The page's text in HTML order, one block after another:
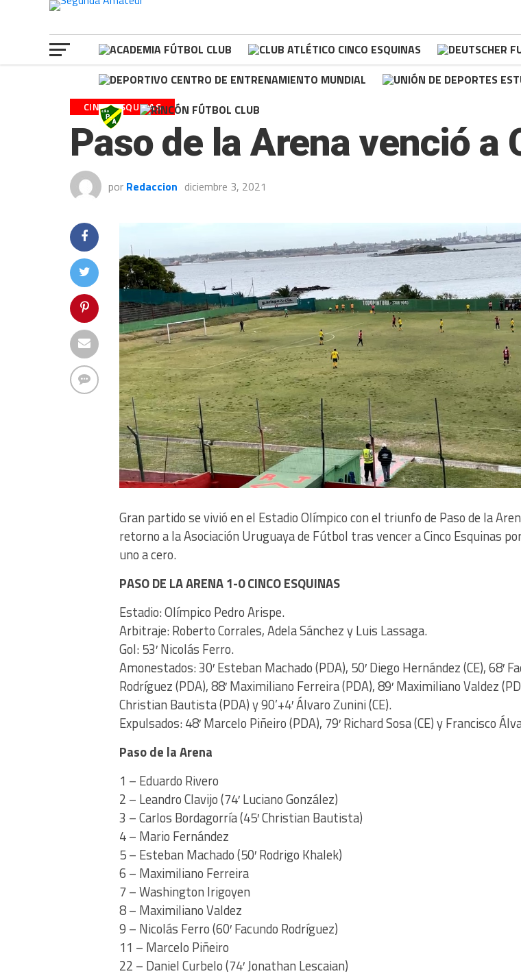
CINCO ESQUINAS
Paso de la Arena venció a
por Redaccion diciembre 3, 2021
Gran partido se vivió en el Estadio Olímpico con el triunfo de Paso de la
retorno a la Asociación Uruguaya de Fútbol tras vencer a Cinco Esquinas
uno a cero.
PASO DE LA ARENA 1-0 CINCO ESQUINAS
Estadio: Olímpico Pedro Arispe.
Arbitraje: Roberto Corrales, Adela Sánchez y Luis Lassaga.
Gol: 53′ Nicolás Ferro.
Amonestados: 30′ Esteban Machado (PDA), 50′ Diego Hernández (CE), 68′
Rodríguez (PDA), 88′ Maximiliano Ferreira (PDA), 89′ Maximiliano Valdez
Christian Bautista (PDA) y 90’+4′ Álvaro Zunini (CE).
Expulsados: 48′ Marcelo Piñeiro (PDA), 79′ Richard Sosa (CE) y Francisco
Paso de la Arena
1 – Eduardo Rivero
2 – Leandro Clavijo (74′ Luciano González)
3 – Carlos Bordagorría (45′ Christian Bautista)
4 – Mario Fernández
5 – Esteban Machado (50′ Rodrigo Khalek)
6 – Maximiliano Ferreira
7 – Washington Irigoyen
8 – Maximiliano Valdez
9 – Nicolás Ferro (60′ Facundo Rodríguez)
11 – Marcelo Piñeiro
22 – Daniel Curbelo (74′ Jonathan Lescaian)